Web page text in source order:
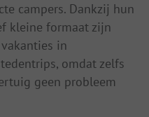
campers. Dankzij hun
kleine formaat zijn
in
omdat zelfs
geen probleem